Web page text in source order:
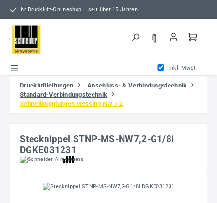
Zum Hauptinhalt springen
Ihr Druckluft-Onlineshop – seit über 15 Jahren
inkl. MwSt.
Druckluftleitungen
Anschluss- & Verbindungstechnik
Standard-Verbindungstechnik
Schnellkupplungen Messing NW 7,2
Stecknippel STNP-MS-NW7,2-G1/8i
DGKE031231
Bildergalerie überspringen